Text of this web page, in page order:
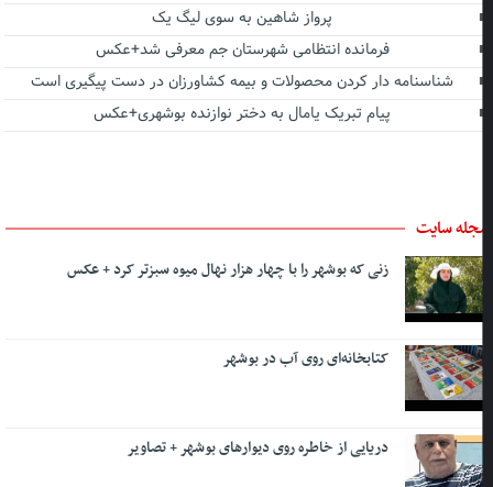
پرواز شاهین به سوی لیگ یک
فرمانده انتظامی شهرستان جم معرفی شد+عکس
شناسنامه دار کردن محصولات و بیمه کشاورزان در دست پیگیری است
پیام تبریک یامال به دختر نوازنده بوشهری+عکس
سایت
زنی که بوشهر را با چهار هزار نهال میوه سبزتر کرد + عکس
کتابخانه‌ای روی آب در بوشهر
دریایی از خاطره روی دیوارهای بوشهر + تصاویر